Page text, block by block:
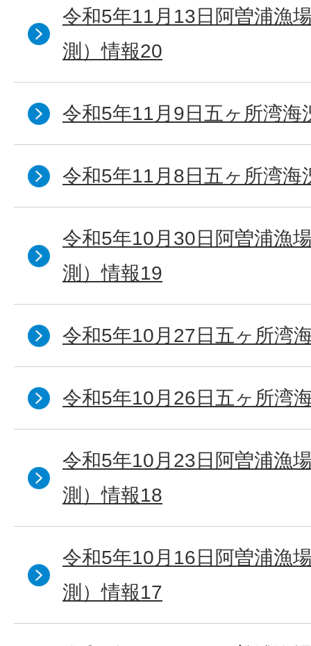
令和5年11月13日阿曽浦漁
測）情報20
令和5年11月9日五ヶ所湾海
令和5年11月8日五ヶ所湾海
令和5年10月30日阿曽浦漁
測）情報19
令和5年10月27日五ヶ所湾
令和5年10月26日五ヶ所湾
令和5年10月23日阿曽浦漁
測）情報18
令和5年10月16日阿曽浦漁
測）情報17